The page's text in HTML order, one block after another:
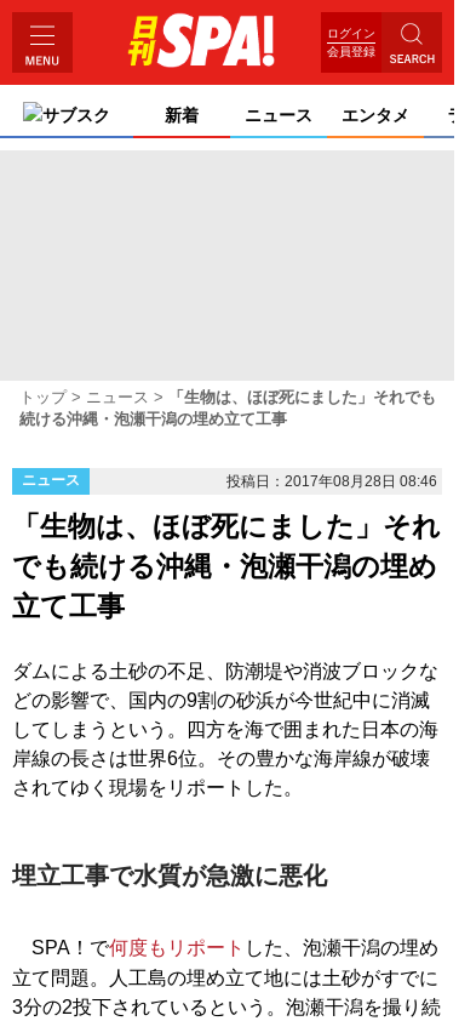
ログイン
会員登録
サブスク 新着 ニュース エンタメ
トップ ニュース
「生物は、ほぼ死にました」それでも
続ける沖縄・泡瀬干潟の埋め立て工事
ニュース 投稿日：2017年08月28日 08:46
「生物は、ほぼ死にました」それ
でも続ける沖縄・泡瀬干潟の埋め
立て工事
ダムによる土砂の不足、防潮堤や消波ブロックな
どの影響で、国内の9割の砂浜が今世紀中に消滅
してしまうという。四方を海で囲まれた日本の海
岸線の長さは世界6位。その豊かな海岸線が破壊
されてゆく現場をリポートした。
埋立工事で水質が急激に悪化
SPA！で何度もリポート した、泡瀬干潟の埋め
立て問題。人工島の埋め立て地には土砂がすでに
3分の2投下されているという。泡瀬干潟を撮り続